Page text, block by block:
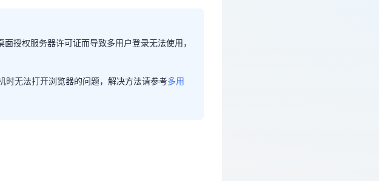
面授权服务器许可证而导致多用户登录无法使
机时无法打开浏览器的问题，解决方法请参考多
授权服务器许可证而导致多用户登录无法使用，
时无法打开浏览器的问题，解决方法请参考多用